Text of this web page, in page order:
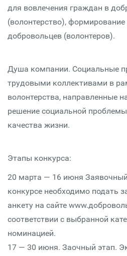
для вовлечения граждан в
(волонтерство),
добровольцев (волонтеров).
Душа компании. Социальные
трудовыми коллективами в
волонтерства, направленные
решение социальной
качества жизни.
Этапы конкурса:
20 марта — 16 июня
конкурсе необходимо подать
анкету на сайте
соответствии с выбранной
номинацией.
17 — 30 июня. Заочный этап.